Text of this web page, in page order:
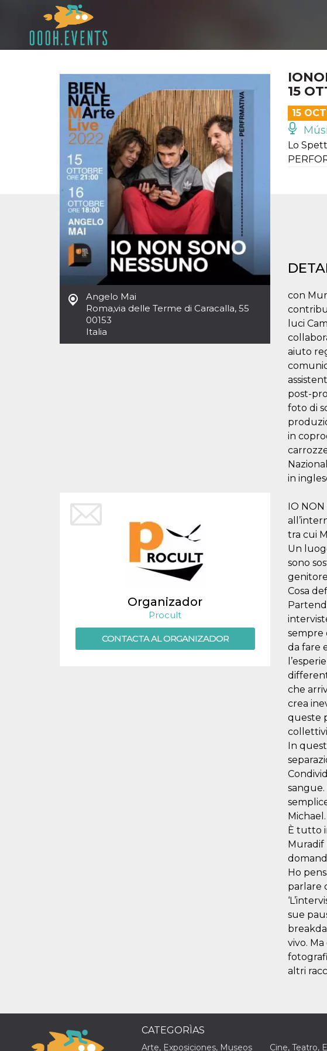
Angelo Mai
Roma,via delle Terme di Caracalla, 55
00153
Italia
Organizador
Procult
CONTACTA AL ORGANIZADOR
15
15
Lo
con
luci
aiuto
post-
foto di
in
in
IO
tra cui
Un
sono
Cosa
sempre
da fare
che
crea
queste
In
sangue.
Michael.
È tutto
Muradif
Ho
parlare
sue
vivo.
altri
CATEGORÌAS
Arte, Exposiciones, Museos Cine, Teatro,